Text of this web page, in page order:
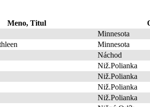
Meno, Titul
Minnesota
Minnesota
Náchod
Niž.Polianka
Niž.Polianka
Niž.Polianka
Niž.Polianka